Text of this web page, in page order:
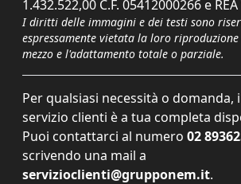
1.432.522,00 C.F. 05412000266 e
I diritti delle immagini e dei testi sono
espressamente vietata la loro
mezzo e l'adattamento totale o parziale.
Per qualsiasi necessità o domanda,
servizio clienti è a tua completa
Puoi contattarci al numero 02
scrivendo una mail a
servizioclienti@grupponem.it.